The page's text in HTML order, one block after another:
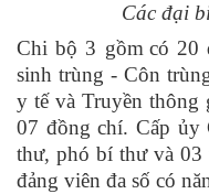
Các đại
Chi bộ 3 gồm có 20
sinh trùng - Côn
y tế và Truyền thông
07 đồng chí. Cấp
thư, phó bí thư và
đảng viên đa số có